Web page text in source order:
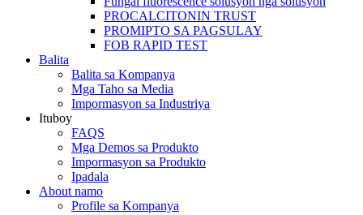
PROCALCITONIN TRUST
PROMIPTO SA PAGSULAY
FOB RAPID TEST
Balita
Balita sa Kompanya
Mga Taho sa Media
Impormasyon sa Industriya
Ituboy
FAQS
Mga Demos sa Produkto
Impormasyon sa Produkto
Ipadala
About namo
Profile sa Kompanya